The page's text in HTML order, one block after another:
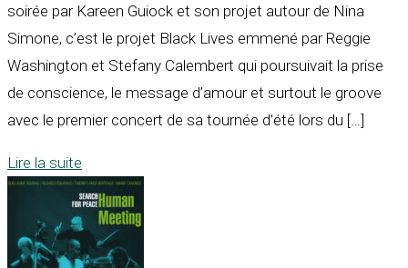
soirée par Kareen Guiock et son projet autour de Nina
Simone, c’est le projet Black Lives emmené par Reggie
Washington et Stefany Calembert qui poursuivait la prise
de conscience, le message d’amour et surtout le groove
avec le premier concert de sa tournée d’été lors du […]
Lire la suite